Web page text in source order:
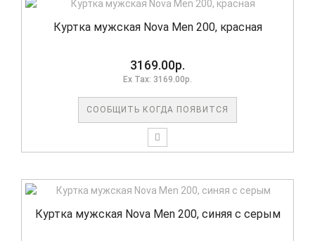
Куртка мужская Nova Men 200, красная
3169.00р.
Ex Tax: 3169.00р.
СООБЩИТЬ КОГДА ПОЯВИТСЯ
Куртка мужская Nova Men 200, синяя с серым